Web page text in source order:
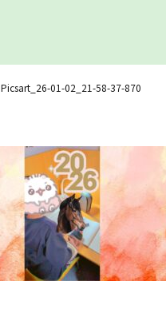
Picsart_26-01-02_21-58-37-870